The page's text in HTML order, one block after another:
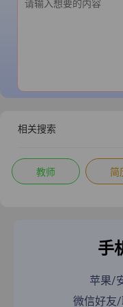
相关搜索
教师 简
手
苹果/
微信好友